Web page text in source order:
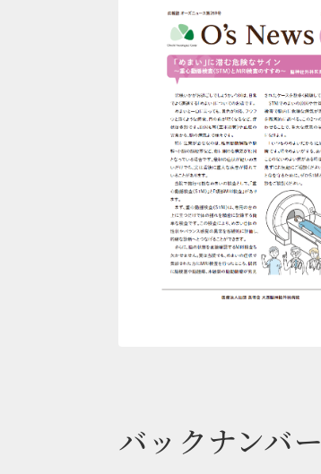
バックナンバー